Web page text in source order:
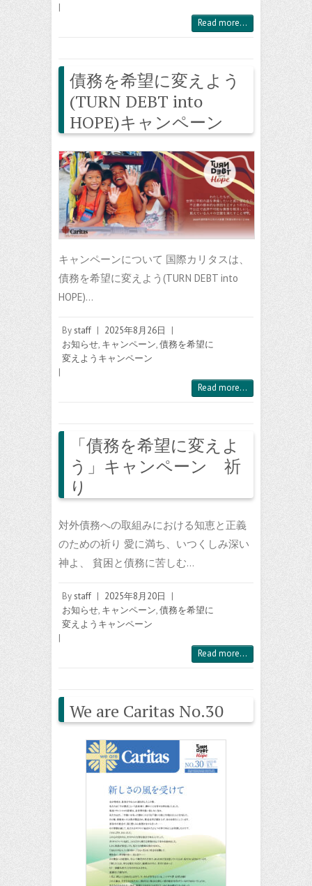
|
Read more...
債務を希望に変えよう
(TURN DEBT into
HOPE)キャンペーン
キャンペーンについて 国際カリタスは、
債務を希望に変えよう(TURN DEBT into
HOPE)…
Bystaff | 2025年8月26日
|
お知らせ, キャンペーン,債務を希望に
変えようキャンペーン
|
Read more...
「債務を希望に変えよ
う」キャンペーン 祈
り
対外債務への取組みにおける知恵と正義
のための祈り 愛に満ち、いつくしみ深い
神よ、 貧困と債務に苦しむ…
Bystaff | 2025年8月20日
|
お知らせ, キャンペーン,債務を希望に
変えようキャンペーン
|
Read more...
We are Caritas No.30